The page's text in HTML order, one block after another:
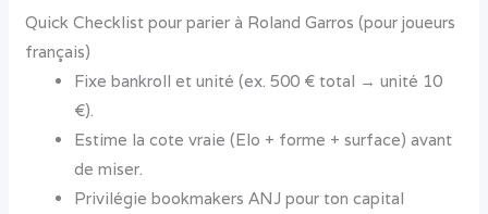
Quick Checklist pour parier à Roland Garros (pour joueurs
français)
Fixe bankroll et unité (ex. 500 € total → unité 10
€).
Estime la cote vraie (Elo + forme + surface) avant
de miser.
Privilégie bookmakers ANJ pour ton capital